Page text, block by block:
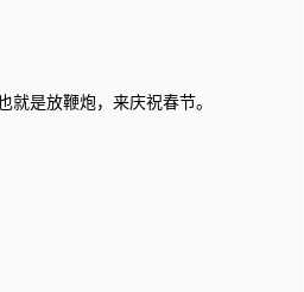
是放鞭炮，来庆祝春节。